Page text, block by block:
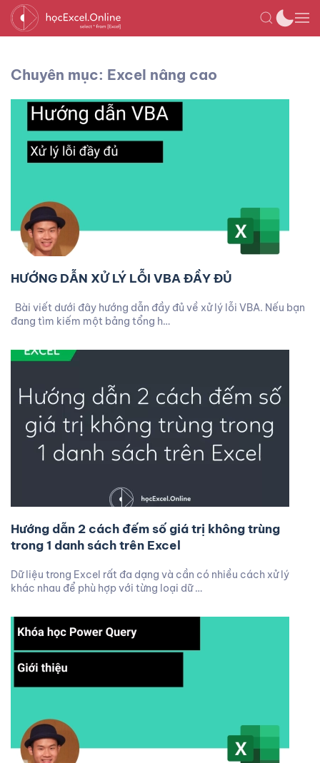
Chuyên mục: Excel nâng cao
HƯỚNG DẪN XỬ LÝ LỖI VBA ĐẦY ĐỦ
Bài viết dưới đây hướng dẫn đầy đủ về xử lý lỗi VBA. Nếu bạn
đang tìm kiếm một bảng tổng h…
Hướng dẫn 2 cách đếm số giá trị không trùng
trong 1 danh sách trên Excel
Dữ liệu trong Excel rất đa dạng và cần có nhiều cách xử lý
khác nhau để phù hợp với từng loại dữ …